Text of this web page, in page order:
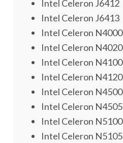
Intel Celeron J6412
Intel Celeron J6413
Intel Celeron N4000
Intel Celeron N4020
Intel Celeron N4100
Intel Celeron N4120
Intel Celeron N4500
Intel Celeron N4505
Intel Celeron N5100
Intel Celeron N5105